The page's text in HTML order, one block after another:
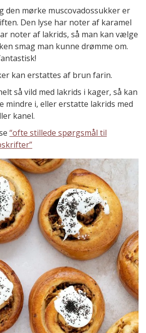
den mørke muscovadossukker er
Den lyse har noter af karamel
noter af lakrids, så man kan vælge
smag man kunne drømme om.
kan erstattes af brun farin.
så vild med lakrids i kager, så kan
mindre i, eller erstatte lakrids med
kanel.
“ofte stillede spørgsmål til